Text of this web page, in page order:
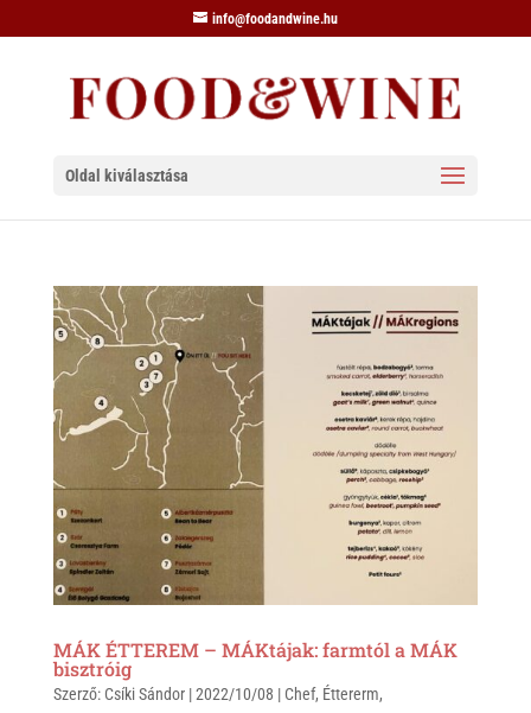
info@foodandwine.hu
Oldal kiválasztása
MÁK ÉTTEREM – MÁKtájak: farmtól a MÁK
bisztróig
Szerző: Csíki Sándor|2022/10/08 | Chef, Éttererm,